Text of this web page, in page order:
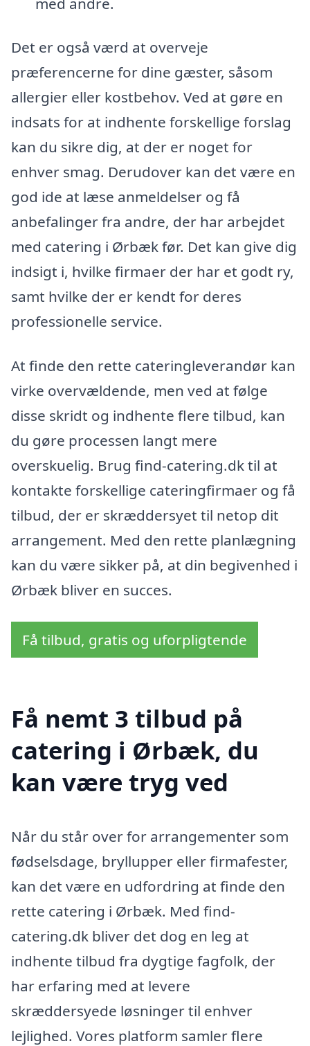
Det er også værd at overveje
præferencerne for dine gæster, såsom
allergier eller kostbehov. Ved at gøre en
indsats for at indhente forskellige forslag
kan du sikre dig, at der er noget for
enhver smag. Derudover kan det være en
god ide at læse anmeldelser og få
anbefalinger fra andre, der har arbejdet
med catering i Ørbæk før. Det kan give dig
indsigt i, hvilke firmaer der har et godt ry,
samt hvilke der er kendt for deres
professionelle service.
At finde den rette cateringleverandør kan
virke overvældende, men ved at følge
disse skridt og indhente flere tilbud, kan
du gøre processen langt mere
overskuelig. Brug find-catering.dk til at
kontakte forskellige cateringfirmaer og få
tilbud, der er skræddersyet til netop dit
arrangement. Med den rette planlægning
kan du være sikker på, at din begivenhed i
Ørbæk bliver en succes.
Få tilbud, gratis og uforpligtende
Få nemt 3 tilbud på
catering i Ørbæk, du
kan være tryg ved
Når du står over for arrangementer som
fødselsdage, bryllupper eller firmafester,
kan det være en udfordring at finde den
rette catering i Ørbæk. Med find-
catering.dk bliver det dog en leg at
indhente tilbud fra dygtige fagfolk, der
har erfaring med at levere
skræddersyede løsninger til enhver
lejlighed. Vores platform samler flere